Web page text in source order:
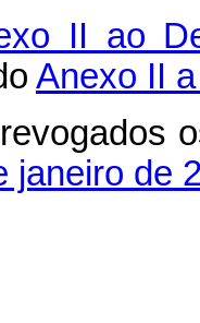
II ao
Anexo II
janeiro de